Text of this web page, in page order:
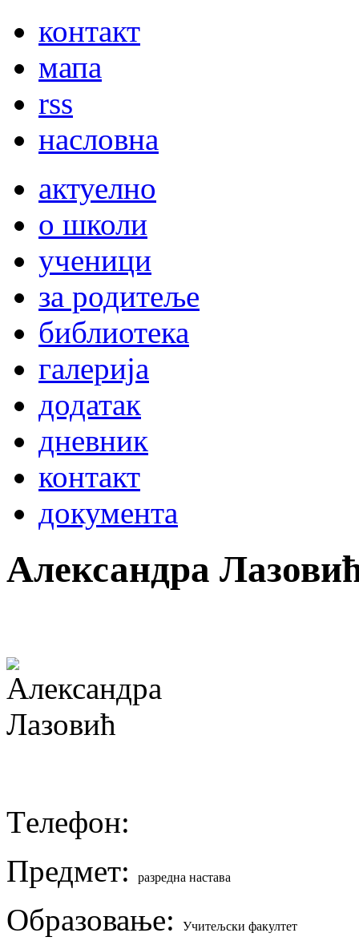
контакт
мапа
rss
насловна
актуелно
о школи
ученици
за родитеље
библиотека
галерија
додатак
дневник
контакт
документа
Александра
Tелефон:
Предмет:
разредна настава
Образовање: Учитељски факултет